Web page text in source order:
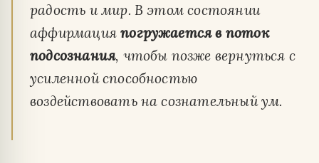
радость и мир. В этом состоянии
аффирмацияпогружается в поток
подсознания, чтобы позже вернуться с
усиленной способностью
воздействовать на сознательный ум.